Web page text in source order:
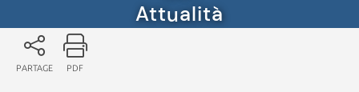
Attualità
PARTAGE PDF